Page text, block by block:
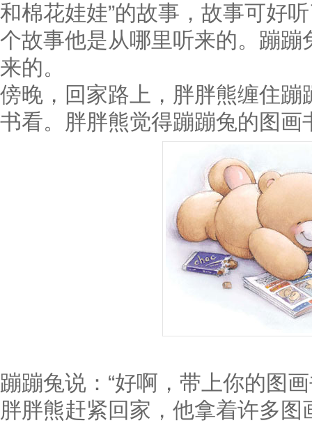
和棉花娃娃”的故事，故事可好
个故事他是从哪里听来的。蹦
来的。
傍晚，回家路上，胖胖熊缠住
书看。胖胖熊觉得蹦蹦兔的图
蹦蹦兔说：“好啊，带上你的图
胖胖熊赶紧回家，他拿着许多